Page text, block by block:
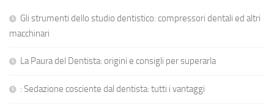
Gli strumenti dello studio dentistico: compressori dentali ed altri
macchinari
La Paura del Dentista: origini e consigli per superarla
: Sedazione cosciente dal dentista: tutti i vantaggi